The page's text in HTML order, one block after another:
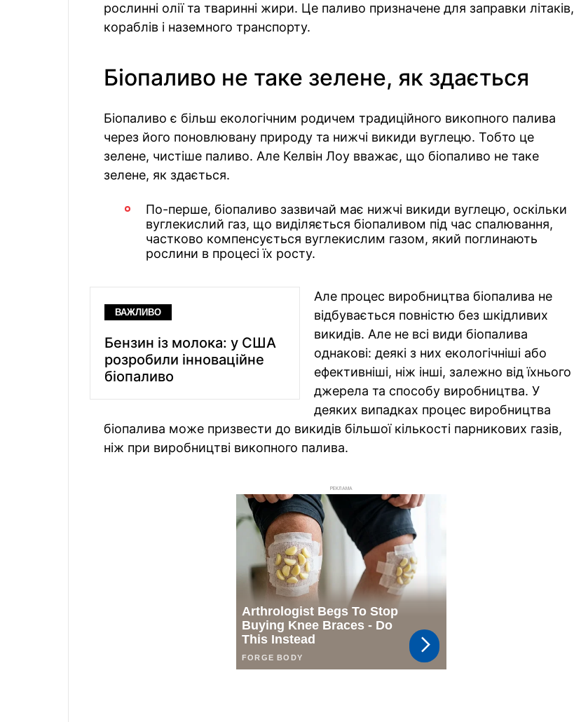
рослинні олії та тваринні жири. Це паливо призначене для заправки літаків,
кораблів і наземного транспорту.
Біопаливо не таке зелене, як здається
Біопаливо є більш екологічним родичем традиційного викопного палива
через його поновлювану природу та нижчі викиди вуглецю. Тобто це
зелене, чистіше паливо. Але Келвін Лоу вважає, що біопаливо не таке
зелене, як здається.
По-перше, біопаливо зазвичай має нижчі викиди вуглецю, оскільки
вуглекислий газ, що виділяється біопаливом під час спалювання,
частково компенсується вуглекислим газом, який поглинають
рослини в процесі їх росту.
ВАЖЛИВО
Бензин із молока: у США
розробили інноваційне
біопаливо
Але процес виробництва біопалива не
відбувається повністю без шкідливих
викидів. Але не всі види біопалива
однакові: деякі з них екологічніші або
ефективніші, ніж інші, залежно від їхнього
джерела та способу виробництва. У
деяких випадках процес виробництва
біопалива може призвести до викидів більшої кількості парникових газів,
ніж при виробництві викопного палива.
РЕКЛАМА